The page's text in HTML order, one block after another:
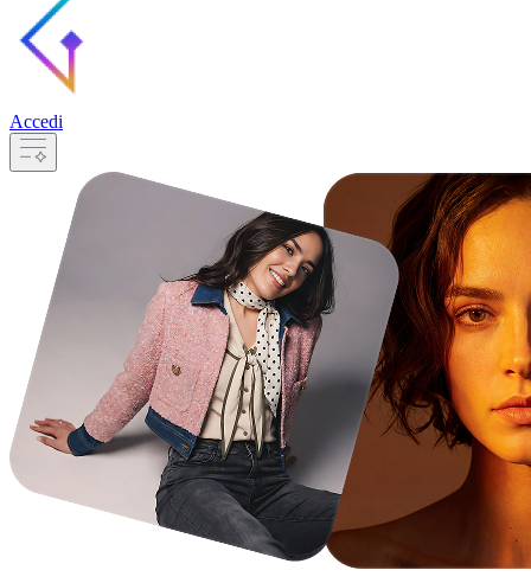
Accedi